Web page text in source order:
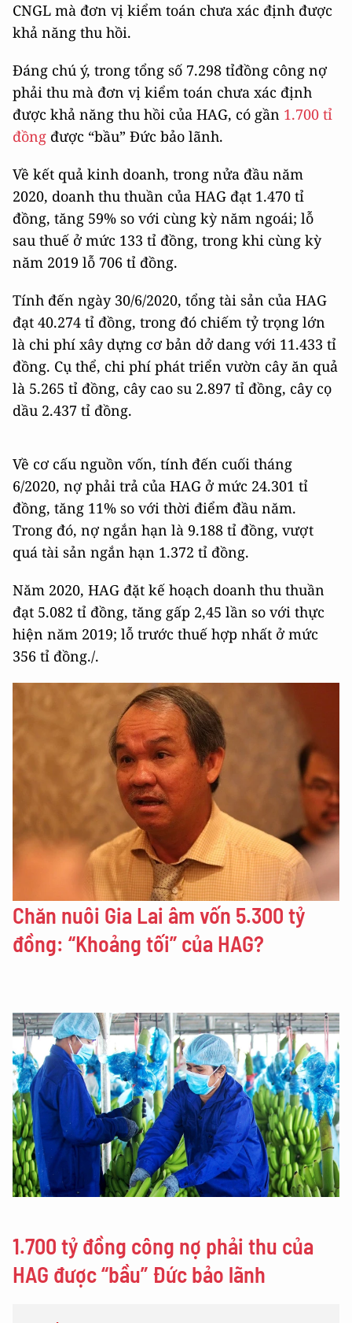
CNGL mà đơn vị kiểm toán chưa xác định được
khả năng thu hồi.
Đáng chú ý, trong tổng số 7.298 tỉđồng công nợ
phải thu mà đơn vị kiểm toán chưa xác định
được khả năng thu hồi của HAG, có gần 1.700 tỉ
đồng được “bầu” Đức bảo lãnh.
Về kết quả kinh doanh, trong nửa đầu năm
2020, doanh thu thuần của HAG đạt 1.470 tỉ
đồng, tăng 59% so với cùng kỳ năm ngoái; lỗ
sau thuế ở mức 133 tỉ đồng, trong khi cùng kỳ
năm 2019 lỗ 706 tỉ đồng.
Tính đến ngày 30/6/2020, tổng tài sản của HAG
đạt 40.274 tỉ đồng, trong đó chiếm tỷ trọng lớn
là chi phí xây dựng cơ bản dở dang với 11.433 tỉ
đồng. Cụ thể, chi phí phát triển vườn cây ăn quả
là 5.265 tỉ đồng, cây cao su 2.897 tỉ đồng, cây cọ
dầu 2.437 tỉ đồng.
Về cơ cấu nguồn vốn, tính đến cuối tháng
6/2020, nợ phải trả của HAG ở mức 24.301 tỉ
đồng, tăng 11% so với thời điểm đầu năm.
Trong đó, nợ ngắn hạn là 9.188 tỉ đồng, vượt
quá tài sản ngắn hạn 1.372 tỉ đồng.
Năm 2020, HAG đặt kế hoạch doanh thu thuần
đạt 5.082 tỉ đồng, tăng gấp 2,45 lần so với thực
hiện năm 2019; lỗ trước thuế hợp nhất ở mức
356 tỉ đồng./.
Chăn nuôi Gia Lai âm vốn 5.300 tỷ
đồng: “Khoảng tối” của HAG?
1.700 tỷ đồng công nợ phải thu của
HAG được “bầu” Đức bảo lãnh